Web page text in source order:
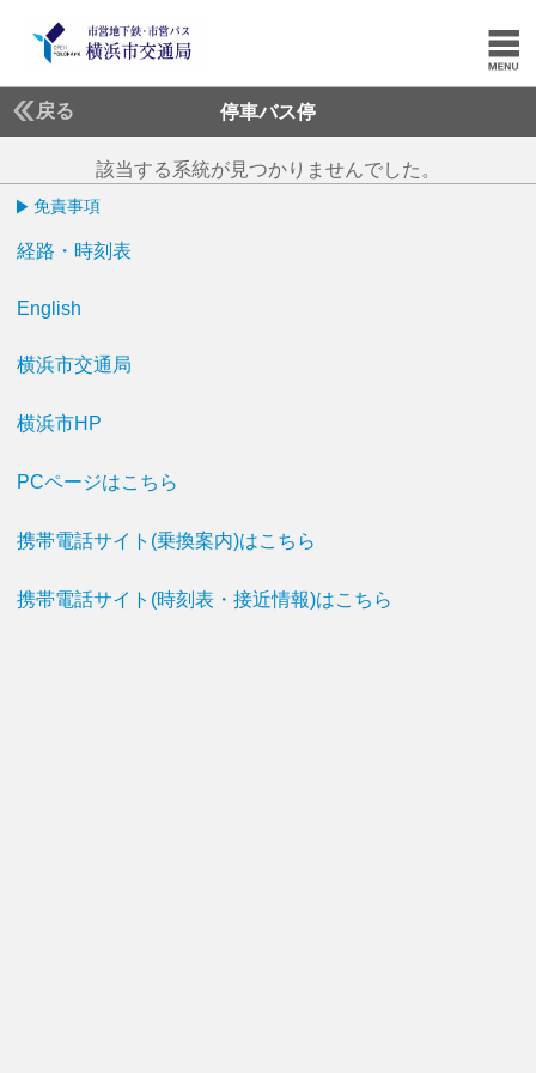
戻る 停車バス停
該当する系統が見つかりませんでした。
免責事項
経路・時刻表
English
横浜市交通局
横浜市HP
PCページはこちら
携帯電話サイト(乗換案内)はこちら
携帯電話サイト(時刻表・接近情報)はこちら